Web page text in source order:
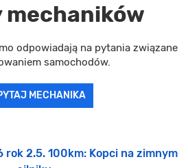
mechaników
odpowiadają na pytania związane
samochodów.
MECHANIKA
2.5. 100km: Kopci na zimnym